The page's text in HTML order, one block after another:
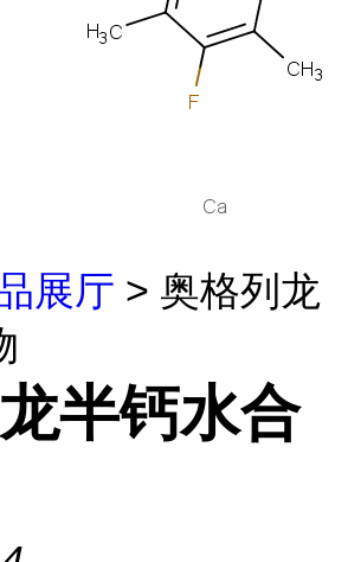
展厅 > 奥格列龙
半钙水合